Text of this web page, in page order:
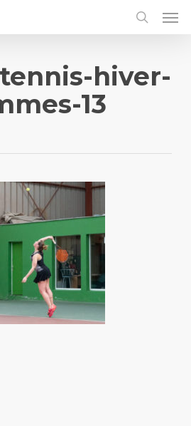
hiver-
13